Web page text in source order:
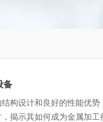
备
构设计和良好的性能优
揭示其如何成为金属加